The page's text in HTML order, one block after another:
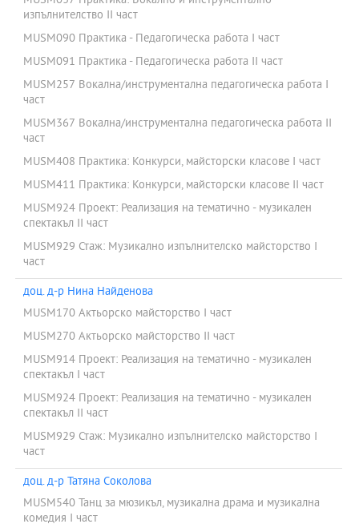
изпълнителство II част
MUSM090 Практика - Педагогическа работа І част
MUSM091 Практика - Педагогическа работа ІІ част
MUSM257 Вокална/инструментална педагогическа работа I
част
MUSM367 Вокална/инструментална педагогическа работа II
част
MUSM408 Практика: Конкурси, майсторски класове I част
MUSM411 Практика: Конкурси, майсторски класове II част
MUSM924 Проект: Реализация на тематично - музикален
спектакъл II част
MUSM929 Стаж: Музикално изпълнителско майсторство I
част
доц. д-р Нина Найденова
MUSM170 Актьорско майсторство I част
MUSM270 Актьорско майсторство ІІ част
MUSM914 Проект: Реализация на тематично - музикален
спектакъл I част
MUSM924 Проект: Реализация на тематично - музикален
спектакъл II част
MUSM929 Стаж: Музикално изпълнителско майсторство I
част
доц. д-р Татяна Соколова
MUSM540 Танц за мюзикъл, музикална драма и музикална
комедия І част